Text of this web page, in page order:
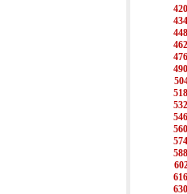
420
434
448
462
476
490
518
532
546
560
574
588
616
630